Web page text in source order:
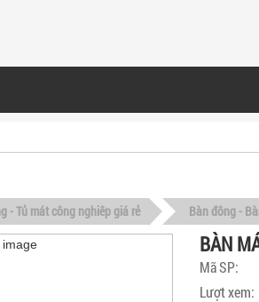
- Tủ mát công nghiêp giá rẻ Bàn đông -
BÀN
Mã SP:
Lượt xem: